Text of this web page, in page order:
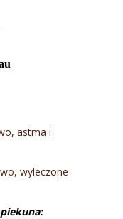
astma i
wyleczone